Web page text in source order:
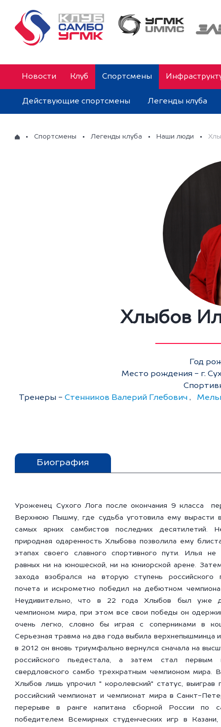
Новости Клуб Спортсмены
Действующие спортсмены Легенды клуба
Спортсмены Легенды клуба Наши люди
Хлыбов
Год
Место рождения - г.
Тренеры - Стенников Валерий Глебович ,
Биография
Уроженец Сухого Лога после окончания 9 класса
Верхнюю Пышму, где судьба уготовила ему вырасти
самых ярких самбистов последних десятилетий.
природная одаренность Хлыбова позволила ему
этапах своего славного спортивного пути. Илья
равных ни на юношеской, ни на юниорской арене.
захода взобрался на вторую ступень российского
почета и искрометно победил на дебютном
Неудивительно, что в 22 года Хлыбов был уже
чемпионом мира, при этом все свои победы он
очень легко, словно бы играя с соперниками в
Серьезная травма на два года выбила верхнепышминца
в 2012 он вновь триумфально вернулся сначала на
российского пьедестала, а затем стал первым
свердловского самбо трехкратным чемпионом мира.
Хлыбов лишь упрочил " королевский" статус, выиграв
российский чемпионат и чемпионат мира в Санкт-
перерыве в ранге капитана сборной России по
победителем Всемирных студенческих игр в